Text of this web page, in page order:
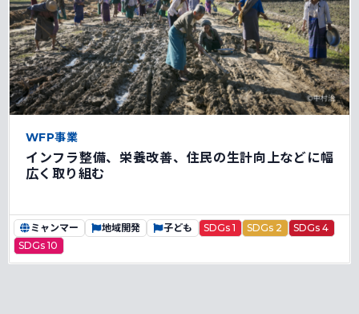
WFP事業
インフラ整備、栄養改善、住民の生計向上などに幅
広く取り組む
ミャンマー 地域開発 子ども SDGs 1 SDGs 2
SDGs 4
SDGs 10